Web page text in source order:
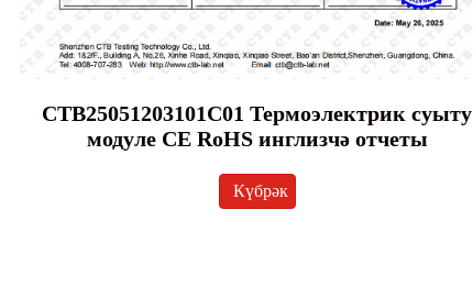
CTB25051203101C01 Термоэлектрик суыту
модуле CE RoHS инглизчә отчеты
Күбрәк